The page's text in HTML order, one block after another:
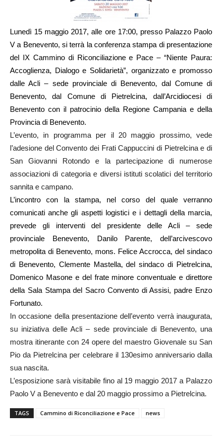
Lunedì 15 maggio 2017, alle ore 17:00, presso Palazzo Paolo
V a Benevento, si terrà la conferenza stampa di presentazione
del IX Cammino di Riconciliazione e Pace – “Niente Paura:
Accoglienza, Dialogo e Solidarietà”, organizzato e promosso
dalle Acli – sede provinciale di Benevento, dal Comune di
Benevento, dal Comune di Pietrelcina, dall’Arcidiocesi di
Benevento con il patrocinio della Regione Campania e della
Provincia di Benevento.
L’evento, in programma per il 20 maggio prossimo, vede
l’adesione del Convento dei Frati Cappuccini di Pietrelcina e di
San Giovanni Rotondo e la partecipazione di numerose
associazioni di categoria e diversi istituti scolatici del territorio
sannita e campano.
L’incontro con la stampa, nel corso del quale verranno
comunicati anche gli aspetti logistici e i dettagli della marcia,
prevede gli interventi del presidente delle Acli – sede
provinciale Benevento, Danilo Parente, dell’arcivescovo
metropolita di Benevento, mons. Felice Accrocca, del sindaco
di Benevento, Clemente Mastella, del sindaco di Pietrelcina,
Domenico Masone e del frate minore conventuale e direttore
della Sala Stampa del Sacro Convento di Assisi, padre Enzo
Fortunato.
In occasione della presentazione dell’evento verrà inaugurata,
su iniziativa delle Acli – sede provinciale di Benevento, una
mostra itinerante con 24 opere del maestro Giovenale su San
Pio da Pietrelcina per celebrare il 130esimo anniversario dalla
sua nascita.
L’esposizione sarà visitabile fino al 19 maggio 2017 a Palazzo
Paolo V a Benevento e dal 20 maggio prossimo a Pietrelcina.
TAGS Cammino di Riconciliazione e Pace news